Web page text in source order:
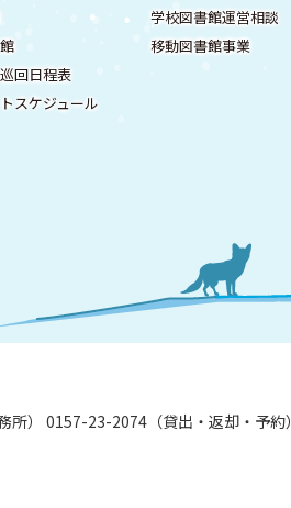
回日程表
スケジュール
学校図書館運営相談
移動図書館事業
所） 0157-23-2074（貸出・返却・予約）